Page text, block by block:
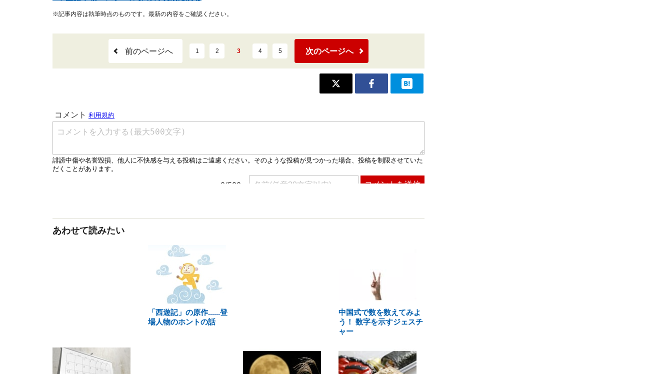
※記事内容は執筆時点のものです。最新の内容をご確認ください。
前のページへ 1 2 3 4 5 次のページへ
あわせて読みたい
「西遊記」の原作......登
場人物のホントの話
中国式で数を数えてみよ
う！ 数字を示すジェスチ
ャー